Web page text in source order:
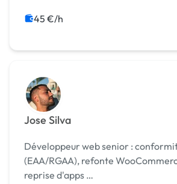
45 €/h
Jose Silva
Développeur web senior :
(EAA/RGAA), refonte
reprise d'apps …